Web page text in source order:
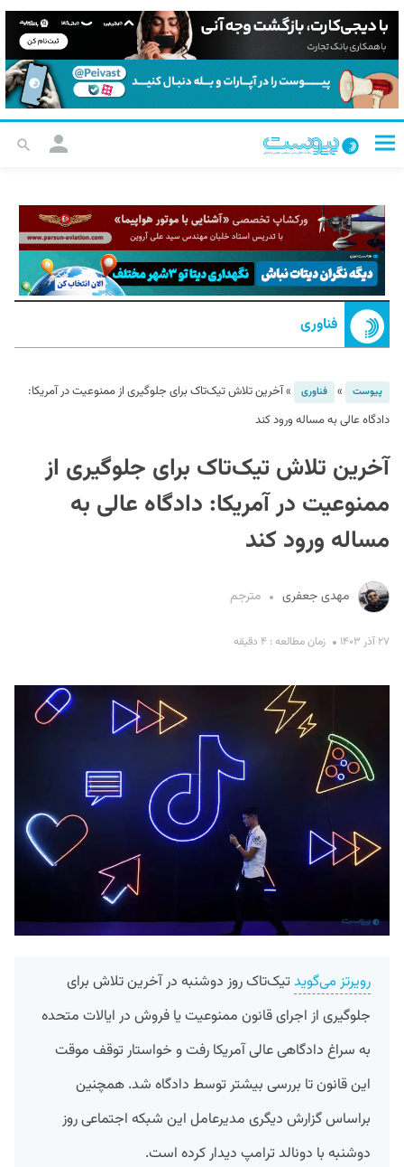
فناوری
پیوست » فناوری »آخرین تلاش تیک‌تاک برای جلوگیری از ممنوعیت در آمریکا:
دادگاه عالی به مساله ورود کند
آخرین تلاش تیک‌تاک برای جلوگیری از
ممنوعیت در آمریکا: دادگاه عالی به
مساله ورود کند
مهدی جعفری مترجم
۲۷ آذر ۱۴۰۳ زمان مطالعه : ۴ دقیقه
رویرتز می‌گوید تیک‌تاک روز دوشنبه در آخرین تلاش‌ برای
جلوگیری از اجرای قانون ممنوعیت یا فروش در ایالات متحده
به سراغ دادگاهی عالی آمریکا رفت و خواستار توقف موقت
این قانون تا بررسی بیشتر توسط دادگاه شد. همچنین
براساس گزارش دیگری مدیرعامل این شبکه اجتماعی روز
دوشنبه با دونالد ترامپ دیدار کرده است.